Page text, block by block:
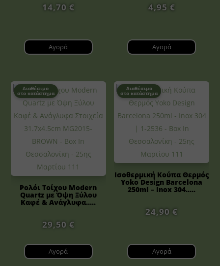
14,70 €
Αγορά
4,95 €
Αγορά
Διαθέσιμο
στο κατάστημα
Ρολόι Τοίχου Modern
Quartz με Όψη Ξύλου
Καφέ & Ανάγλυφα.....
29,50 €
Αγορά
Διαθέσιμο
στο κατάστημα
Ισοθερμική Κούπα Θερμός
Yoko Design Barcelona
250ml – Inox 304.....
24,90€
Αγορά